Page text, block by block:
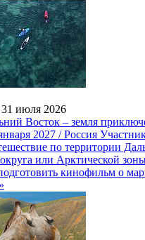
31 июля 2026
Восток – земля
2027 / Россия
по территории
или Арктической
кинофильм о